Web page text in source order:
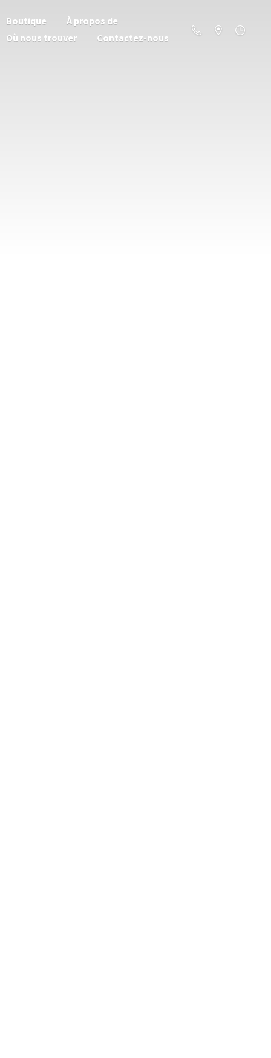
Boutique
À propos de
Où nous trouver
Contactez-nous